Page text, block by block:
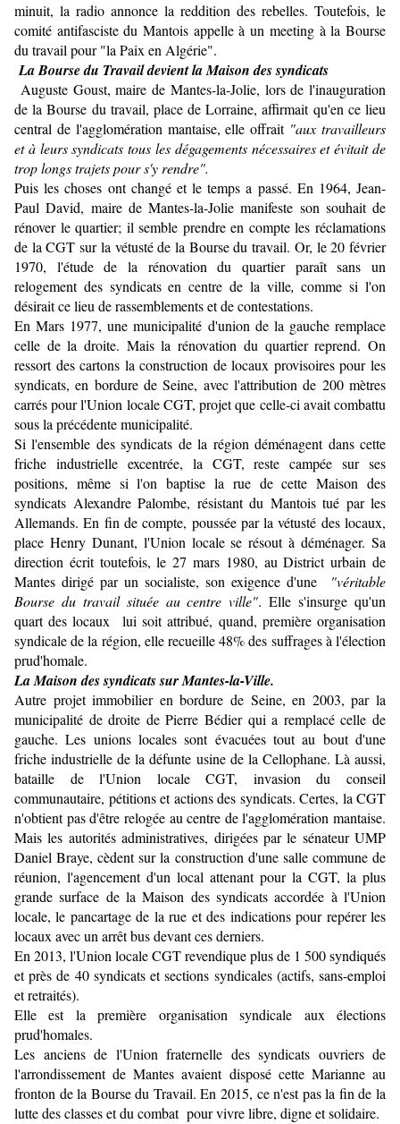
minuit, la radio annonce la reddition des rebelles. Toutefois, le
comité antifasciste du Mantois appelle à un meeting à la Bourse
du travail pour "la Paix en Algérie".
La Bourse du Travail devient la Maison des syndicats
Auguste Goust, maire de Mantes-la-Jolie, lors de l'inauguration
de la Bourse du travail, place de Lorraine, affirmait qu'en ce lieu
central de l'agglomération mantaise, elle offrait "aux travailleurs
et à leurs syndicats tous les dégagements nécessaires et évitait de
trop longs trajets pour s'y rendre".
Puis les choses ont changé et le temps a passé. En 1964, Jean-
Paul David, maire de Mantes-la-Jolie manifeste son souhait de
rénover le quartier; il semble prendre en compte les réclamations
de la CGT sur la vétusté de la Bourse du travail. Or, le 20 février
1970, l'étude de la rénovation du quartier paraît sans un
relogement des syndicats en centre de la ville, comme si l'on
désirait ce lieu de rassemblements et de contestations.
En Mars 1977, une municipalité d'union de la gauche remplace
celle de la droite. Mais la rénovation du quartier reprend. On
ressort des cartons la construction de locaux provisoires pour les
syndicats, en bordure de Seine, avec l'attribution de 200 mètres
carrés pour l'Union locale CGT, projet que celle-ci avait combattu
sous la précédente municipalité.
Si l'ensemble des syndicats de la région déménagent dans cette
friche industrielle excentrée, la CGT, reste campée sur ses
positions, même si l'on baptise la rue de cette Maison des
syndicats Alexandre Palombe, résistant du Mantois tué par les
Allemands. En fin de compte, poussée par la vétusté des locaux,
place Henry Dunant, l'Union locale se résout à déménager. Sa
direction écrit toutefois, le 27 mars 1980, au District urbain de
Mantes dirigé par un socialiste, son exigence d'une "véritable
Bourse du travail située au centre ville". Elle s'insurge qu'un
quart des locaux lui soit attribué, quand, première organisation
syndicale de la région, elle recueille 48% des suffrages à l'élection
prud'homale.
La Maison des syndicats sur Mantes-la-Ville.
Autre projet immobilier en bordure de Seine, en 2003, par la
municipalité de droite de Pierre Bédier qui a remplacé celle de
gauche. Les unions locales sont évacuées tout au bout d'une
friche industrielle de la défunte usine de la Cellophane. Là aussi,
bataille de l'Union locale CGT, invasion du conseil
communautaire, pétitions et actions des syndicats. Certes, la CGT
n'obtient pas d'être relogée au centre de l'agglomération mantaise.
Mais les autorités administratives, dirigées par le sénateur UMP
Daniel Braye, cèdent sur la construction d'une salle commune de
réunion, l'agencement d'un local attenant pour la CGT, la plus
grande surface de la Maison des syndicats accordée à l'Union
locale, le pancartage de la rue et des indications pour repérer les
locaux avec un arrêt bus devant ces derniers.
En 2013, l'Union locale CGT revendique plus de 1 500 syndiqués
et près de 40 syndicats et sections syndicales (actifs, sans-emploi
et retraités).
Elle est la première organisation syndicale aux élections
prud'homales.
Les anciens de l'Union fraternelle des syndicats ouvriers de
l'arrondissement de Mantes avaient disposé cette Marianne au
fronton de la Bourse du Travail. En 2015, ce n'est pas la fin de la
lutte des classes et du combat pour vivre libre, digne et solidaire.